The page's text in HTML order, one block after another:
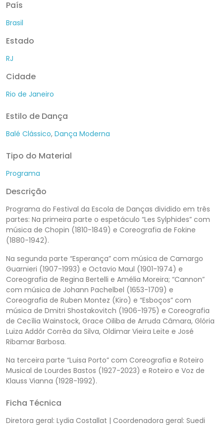
País
Brasil
Estado
RJ
Cidade
Rio de Janeiro
Estilo de Dança
Balé Clássico, Dança Moderna
Tipo do Material
Programa
Descrição
Programa do Festival da Escola de Danças dividido em três
partes: Na primeira parte o espetáculo “Les Sylphides” com
música de Chopin (1810-1849) e Coreografia de Fokine
(1880-1942).
Na segunda parte “Esperança” com música de Camargo
Guarnieri (1907-1993) e Octavio Maul (1901-1974) e
Coreografia de Regina Bertelli e Amélia Moreira; “Cannon”
com música de Johann Pachelbel (1653-1709) e
Coreografia de Ruben Montez (Kiro) e “Esboços” com
música de Dmitri Shostakovitch (1906-1975) e Coreografia
de Cecília Wainstock, Grace Oiliba de Arruda Câmara, Glória
Luiza Addôr Corrêa da Silva, Oldimar Vieira Leite e José
Ribamar Barbosa.
Na terceira parte “Luisa Porto” com Coreografia e Roteiro
Musical de Lourdes Bastos (1927-2023) e Roteiro e Voz de
Klauss Vianna (1928-1992).
Ficha Técnica
Diretora geral: Lydia Costallat | Coordenadora geral: Suedi